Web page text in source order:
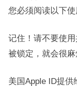
您必须阅读以下使
记住！请不要使
被锁定，就会很麻
美国Apple ID提